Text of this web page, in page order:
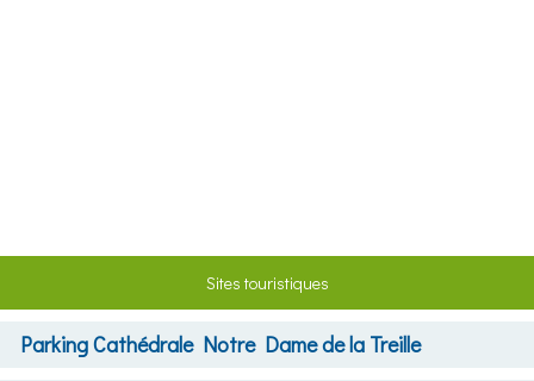
Sites touristiques
ParkingCathédrale Notre Dame de la Treille